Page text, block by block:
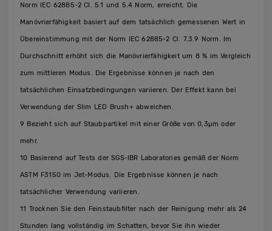
Norm IEC 62885-2 Cl. 5.1 und 5.4 Norm, erreicht. Die
Manövrierfähigkeit basiert auf dem tatsächlich gemessenen Wert in
Übereinstimmung mit der Norm IEC 62885-2 Cl. 7.3.9 Norm. Im
Durchschnitt erhöht sich die Manövrierfähigkeit um 8 % im Vergleich
zum mittleren Modus. Die Ergebnisse können je nach den
tatsächlichen Einsatzbedingungen variieren. Der Effekt kann bei
Verwendung der Slim LED Brush+ abweichen.
9 Bezieht sich auf Staubpartikel mit einer Größe von 0,3µm oder
mehr.
10 Basierend auf Tests der SGS-IBR Laboratories gemäß der Norm
ASTM F3150 im Jet-Modus. Die Ergebnisse können je nach
tatsächlicher Verwendung variieren.
11 Trocknen Sie den Feinstaubfilter nach der Reinigung mehr als 24
Stunden lang vollständig im Schatten, bevor Sie ihn wieder